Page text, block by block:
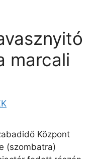
marcali
Központ
(szombatra)